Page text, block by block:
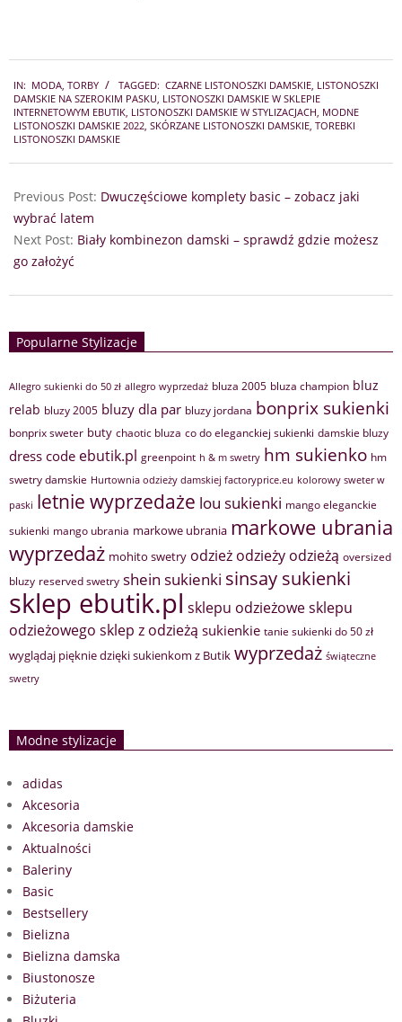
06-
16
IN: MODA TORBY TAGGED: CZARNE LISTONOSZKI DAMSKIE LISTONOSZKI
DAMSKIE NA SZEROKIM PASKU LISTONOSZKI DAMSKIE W SKLEPIE
INTERNETOWYM EBUTIK LISTONOSZKI DAMSKIE W STYLIZACJACH MODNE
LISTONOSZKI DAMSKIE 2022 SKÓRZANE LISTONOSZKI DAMSKIE TOREBKI
LISTONOSZKI DAMSKIE
Previous Post: Dwuczęściowe komplety basic – zobacz jaki
wybrać latem
Next Post: Biały kombinezon damski – sprawdź gdzie możesz
go założyć
Popularne Stylizacje
Allegro sukienki do 50 zł allegro wyprzedaż bluza 2005 bluza champion bluz
relab bluzy 2005 bluzy dla par bluzy jordana bonprix sukienki
bonprix sweter buty chaotic bluza co do eleganckiej sukienki damskie bluzy
dress code ebutik.pl greenpoint h & m swetry hm sukienko hm
swetry damskie Hurtownia odzieży damskiej factoryprice.eu kolorowy sweter w
paski letnie wyprzedaże lou sukienki mango eleganckie
sukienki mango ubrania markowe ubrania markowe ubrania
wyprzedaż mohito swetry odzież odzieży odzieżą oversized
bluzy reserved swetry shein sukienki sinsay sukienki
sklep ebutik.pl sklepu odzieżowesklepu
odzieżowego sklep z odzieżą sukienkie tanie sukienki do 50 zł
wyglądaj pięknie dzięki sukienkom z Butik wyprzedaż świąteczne
swetry
Modne stylizacje
adidas
Akcesoria
Akcesoria damskie
Aktualności
Baleriny
Basic
Bestsellery
Bielizna
Bielizna damska
Biustonosze
Biżuteria